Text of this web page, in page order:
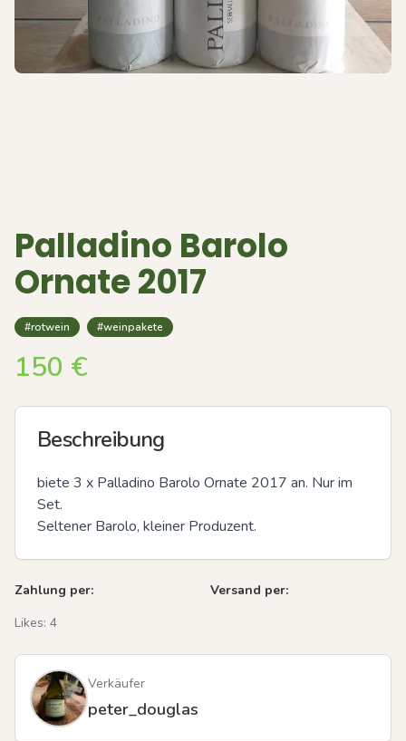
Palladino Barolo
Ornate 2017
#rotwein #weinpakete
150 €
Beschreibung
biete 3 x Palladino Barolo Ornate 2017 an. Nur im
Set.
Seltener Barolo, kleiner Produzent.
Zahlung per:
Versand per:
Likes: 4
Verkäufer
peter_douglas